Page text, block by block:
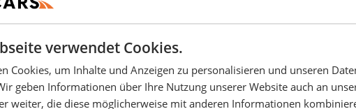
verwendet Cookies.
Cookies, um Inhalte und Anzeigen zu personalisieren und unseren
geben Informationen über Ihre Nutzung unserer Website auch an
weiter, die diese möglicherweise mit anderen Informationen